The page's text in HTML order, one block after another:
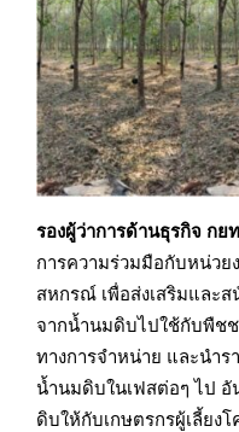
รองผู้ว่าการด้านธุรกิจ กยท
การความร่วมมือกับหน่วย
สหกรณ์ เพื่อส่งเสริมและ
จากน้ำนมดิบไปใช้กับพืช
ทางการจำหน่าย และนำ
น้ำนมดิบในเฟสต่อๆ ไป อั
ดิบให้กับเกษตรกรผู้เลี้ยง